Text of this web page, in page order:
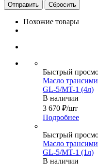
Сбросить
Похожие товары
Быстрый
Масло
GL-5/MT-1 (4л)
В наличии
3 670 ₽/шт
Подробнее
Быстрый
Масло
GL-5/MT-1 (1л)
В наличии